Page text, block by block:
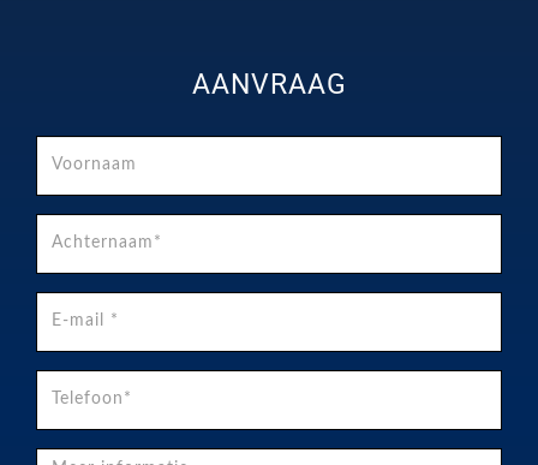
AANVRAAG